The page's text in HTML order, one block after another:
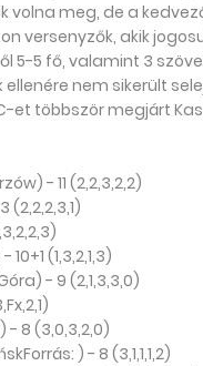
volna meg, de a
akik
5-5 fő, valamint 3
nem sikerült
et többször megjárt
- 11 (2,2,3,2,2)
(2,2,2,3,1)
(1,3,2,1,3)
- 9 (2,1,3,3,0)
- 8 (3,0,3,2,0)
) - 8 (3,1,1,1,2)